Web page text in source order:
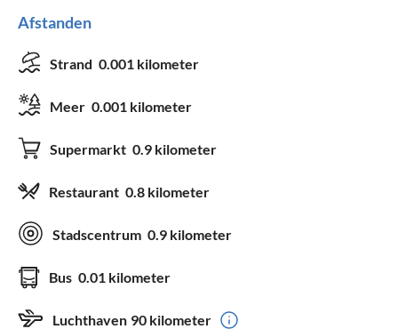
Afstanden
Strand 0.001 kilometer
Meer 0.001 kilometer
Supermarkt 0.9 kilometer
Restaurant 0.8 kilometer
Stadscentrum 0.9 kilometer
Bus 0.01 kilometer
Luchthaven 90 kilometer